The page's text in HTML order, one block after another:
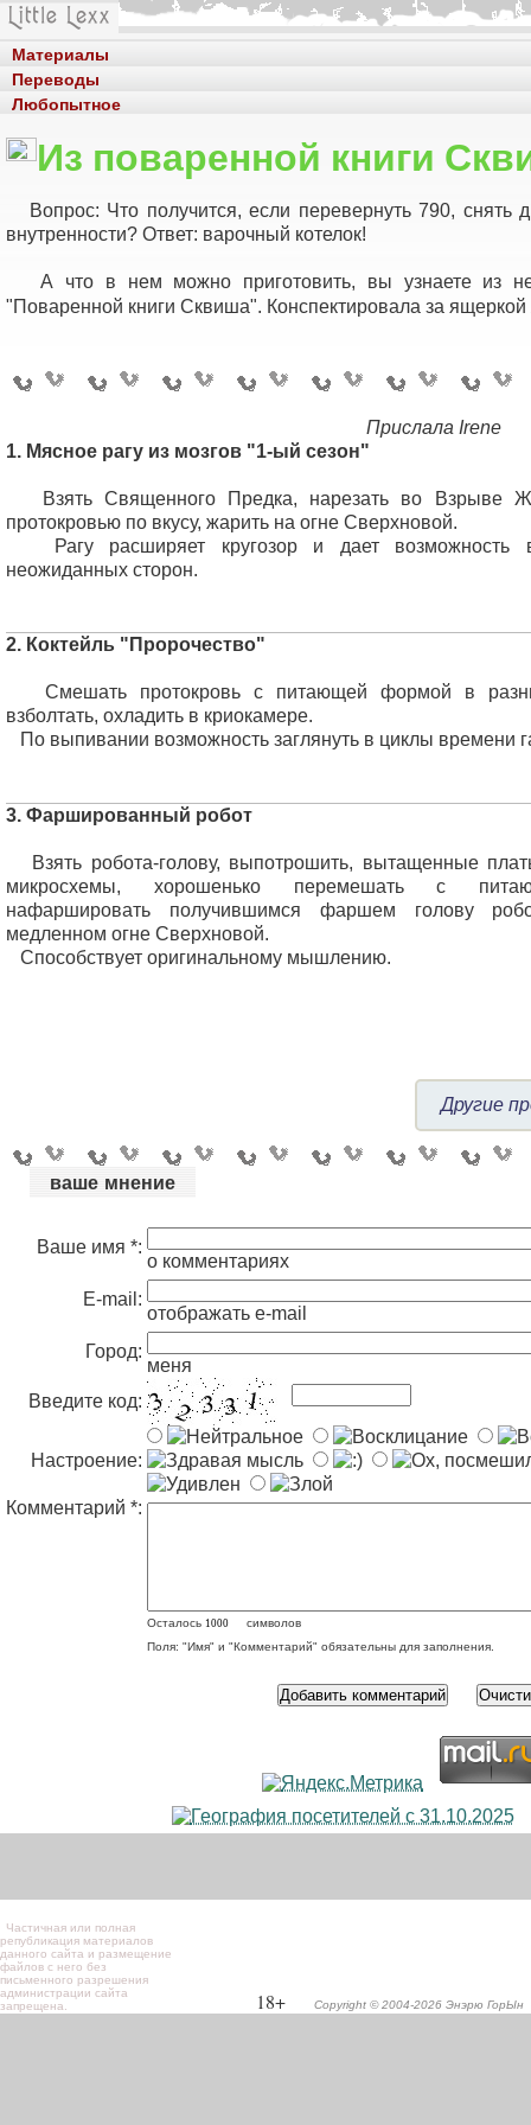
Материалы
Переводы
Любопытное
Из поваренной книги
Вопрос: Что получится, если перевернуть 790, снять
внутренности? Ответ: варочный котелок!
А что в нем можно приготовить, вы узнаете из
"Поваренной книги Сквиша". Конспектировала за ящеркой
Прислала Irene
1. Мясное рагу из мозгов "1-ый сезон"
Взять Священного Предка, нарезать во Взрыве
протокровью по вкусу, жарить на огне Сверхновой.
Рагу расширяет кругозор и дает возможность
неожиданных сторон.
2. Коктейль "Пророчество"
Смешать протокровь с питающей формой в
взболтать, охладить в криокамере.
По выпивании возможность заглянуть в циклы времени
3. Фаршированный робот
Взять робота-голову, выпотрошить, вытащенные
микросхемы, хорошенько перемешать с
нафаршировать получившимся фаршем голову
медленном огне Сверхновой.
Способствует оригинальному мышлению.
Другие
ваше мнение
Ваше имя *:
о комментариях
E-mail:
отображать e-mail
Город:
меня
Введите код:
Настроение:
Комментарий *:
Осталось
символов
Поля: "Имя" и "Комментарий" обязательны для заполнения.
Частичная или полная
републикация материалов
данного сайта и размещение
файлов с него без
письменного разрешения
администрации сайта
запрещена.
18+ Copyright © 2004-2026 Энэрю ГорЫн